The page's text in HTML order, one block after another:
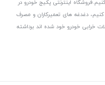
فروشگاه اینترنتی پکیج خودرو در
دغدغه های تعمیرکاران و مصرف
خرابی خودرو خود شده اند برداشته